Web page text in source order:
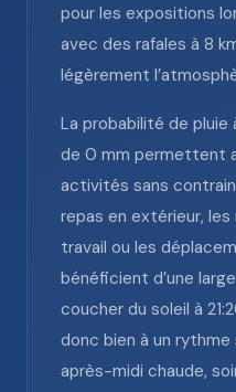
pour les expositions
avec des rafales à 8
légèrement
La probabilité de
de 0 mm permettent
activités sans
repas en extérieur,
travail ou les
bénéficient d’une
coucher du soleil à
donc bien à un
après-midi chaude,